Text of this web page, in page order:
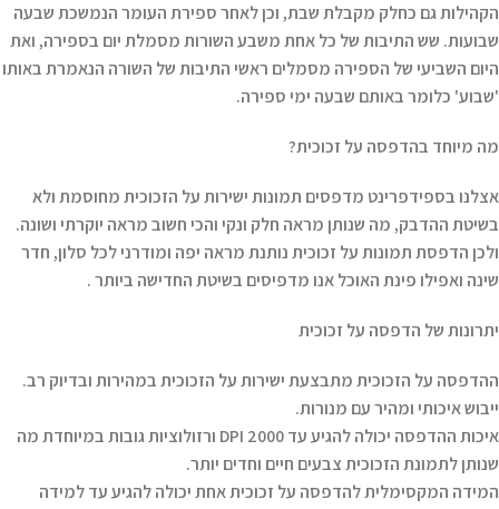
הקהילות גם כחלק מקבלת שבת, וכן לאחר ספירת העומר הנמשכת שבעה
שבועות. שש התיבות של כל אחת משבע השורות מסמלת יום בספירה, ואת
היום השביעי של הספירה מסמלים ראשי התיבות של השורה הנאמרת באותו
'שבוע' כלומר באותם שבעה ימי ספירה.
מה מיוחד בהדפסה על זכוכית?
אצלנו בספידפרינט מדפסים תמונות ישירות על הזכוכית מחוסמת ולא
בשיטת ההדבק, מה שנותן מראה חלק ונקי והכי חשוב מראה יוקרתי ושונה.
ולכן הדפסת תמונות על זכוכית נותנת מראה יפה ומודרני לכל סלון, חדר
שינה ואפילו פינת האוכל אנו מדפיסים בשיטת החדישה ביותר .
יתרונות של הדפסה על זכוכית
ההדפסה על הזכוכית מתבצעת ישירות על הזכוכית במהירות ובדיוק רב.
ייבוש איכותי ומהיר עם מנורות.
איכות ההדפסה יכולה להגיע עד 2000 DPI ורזולוציות גובות במיוחדת מה
שנותן לתמונת הזכוכית צבעים חיים וחדים יותר.
המידה המקסימלית להדפסה על זכוכית אחת יכולה להגיע עד למידה